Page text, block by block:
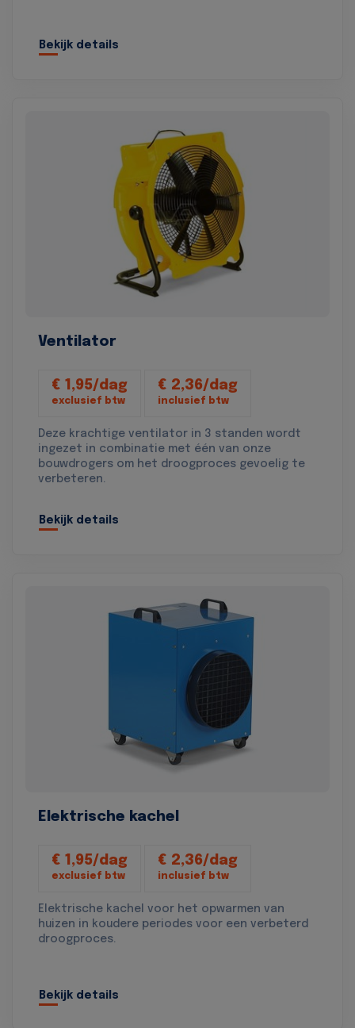
Bekijk details
Ventilator
€ 1,95/dag
exclusief btw
€ 2,36/dag
inclusief btw
Deze krachtige ventilator in 3 standen wordt
ingezet in combinatie met één van onze
bouwdrogers om het droogproces gevoelig te
verbeteren.
Bekijk details
Elektrische kachel
€ 1,95/dag
exclusief btw
€ 2,36/dag
inclusief btw
Elektrische kachel voor het opwarmen van
huizen in koudere periodes voor een verbeterd
droogproces.
Bekijk details